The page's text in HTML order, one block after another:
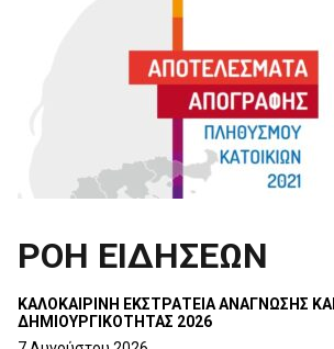
ΡΟΗ ΕΙΔΗΣΕΩΝ
ΚΑΛΟΚΑΙΡΙΝΗ ΕΚΣΤΡΑΤΕΙΑ ΑΝΑΓΝΩΣΗΣ ΚΑΙ
ΔΗΜΙΟΥΡΓΙΚΟΤΗΤΑΣ 2026